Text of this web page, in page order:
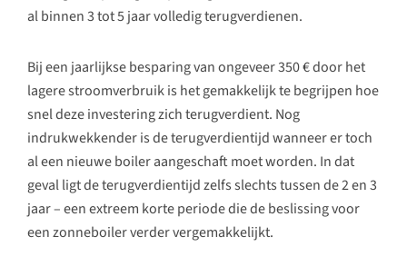
al binnen 3 tot 5 jaar volledig terugverdienen.
Bij een jaarlijkse besparing van ongeveer 350 € door het
lagere stroomverbruik is het gemakkelijk te begrijpen hoe
snel deze investering zich terugverdient. Nog
indrukwekkender is de terugverdientijd wanneer er toch
al een nieuwe boiler aangeschaft moet worden. In dat
geval ligt de terugverdientijd zelfs slechts tussen de 2 en 3
jaar – een extreem korte periode die de beslissing voor
een zonneboiler verder vergemakkelijkt.